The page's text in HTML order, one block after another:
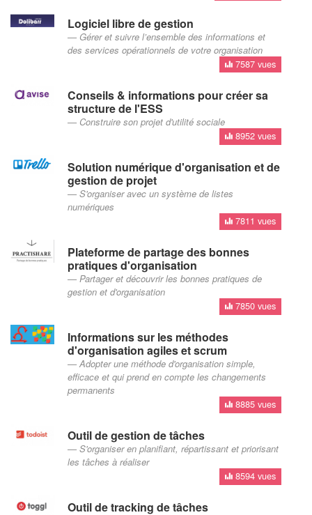
Logiciel libre de gestion
Gérer et suivre l’ensemble des informations et
des services opérationnels de votre organisation
7587 vues
Conseils & informations pour créer sa
structure de l'ESS
Construire son projet d'utilité sociale
8952 vues
Solution numérique d'organisation et de
gestion de projet
S'organiser avec un système de listes
numériques
7811 vues
Plateforme de partage des bonnes
pratiques d'organisation
Partager et découvrir les bonnes pratiques de
gestion et d'organisation
7850 vues
Informations sur les méthodes
d'organisation agiles et scrum
Adopter une méthode d'organisation simple,
efficace et qui prend en compte les changements
permanents
8885 vues
Outil de gestion de tâches
S'organiser en planifiant, répartissant et priorisant
les tâches à réaliser
8594 vues
Outil de tracking de tâches